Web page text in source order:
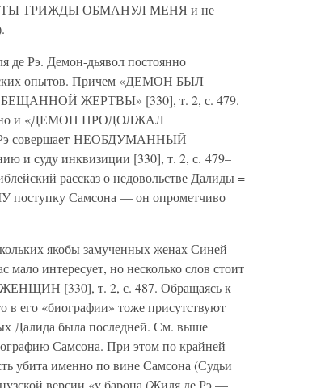
«ТЫ ТРИЖДЫ ОБМАНУЛ МЕНЯ и не
Рэ. Демон-дьявол постоянно
опытов. Причем «ДЕМОН БЫЛ
ЖЕРТВЫ» [330], т. 2, с. 479.
и «ДЕМОН ПРОДОЛЖАЛ
Рэ совершает НЕОБДУМАННЫЙ
и суду инквизиции [330], т. 2, с. 479–
рассказ о недовольстве Далиды =
Самсона — он опрометчиво
якобы замученных женах Синей
интересует, но несколько слов стоит
ЖЕНЩИН [330], т. 2, с. 487. Обращаясь к
его «биографии» тоже присутствуют
была последней. См. выше
Самсона. При этом по крайней
убита именно по вине Самсона (Судьи
версии «у барона (Жиля де Рэ —